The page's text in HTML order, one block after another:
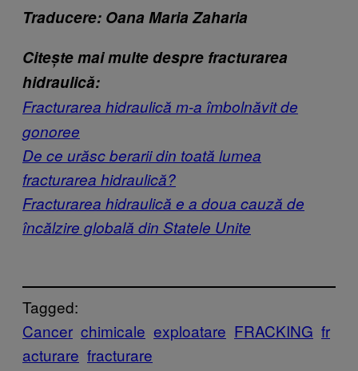
Traducere: Oana Maria Zaharia
Citește mai multe despre fracturarea
hidraulică:
​Fracturarea hidraulică m-a îmbolnăvit de
gonoree
​De ce urăsc berarii din toată lumea
fracturarea hidraulică?
​Fracturarea hidraulică e a doua cauză de
încălzire globală din Statele Unite
Tagged:
Cancer chimicale exploatare FRACKING fr
acturare fracturare